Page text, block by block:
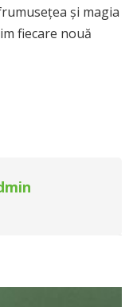
și magia
fiecare nouă